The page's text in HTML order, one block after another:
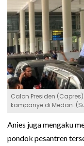
Calon Presiden
kampanye di Medan.
Anies juga mengaku
pondok pesantren